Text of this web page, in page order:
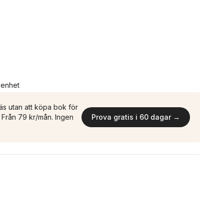
utan att köpa bok för
79 kr/mån. Ingen
Prova gratis i 60 dagar →